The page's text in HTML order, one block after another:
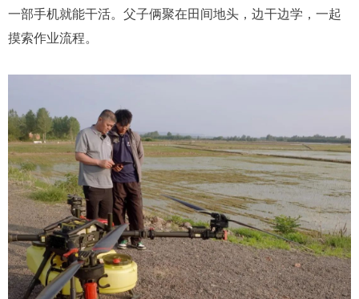
一部手机就能干活。父子俩聚在田间地头，边干边学，一起
摸索作业流程。